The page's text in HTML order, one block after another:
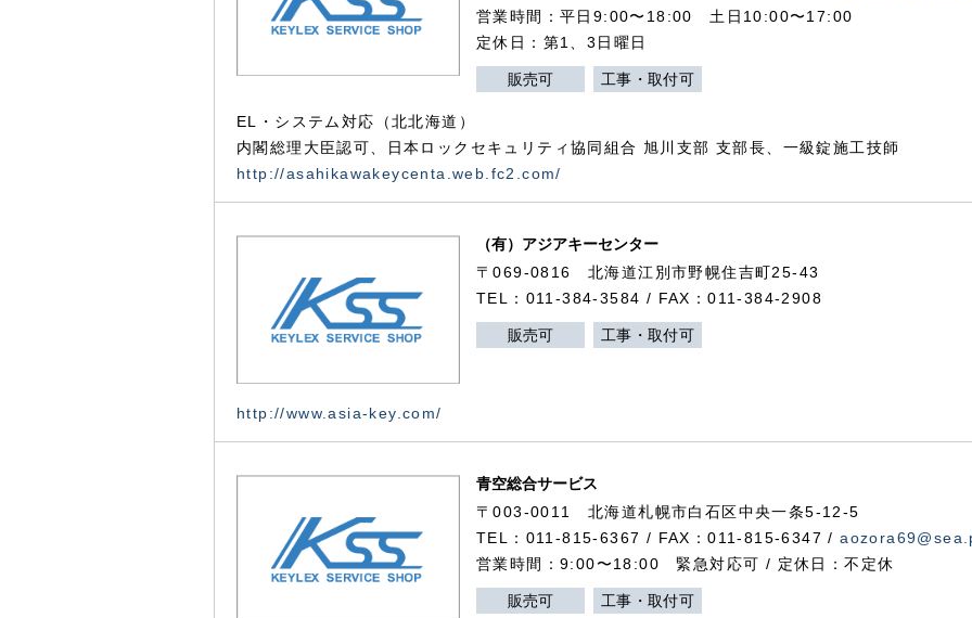
営業時間：平日9:00〜18:00 土日10:00〜17:00
定休日：第1、3日曜日
販売可 工事・取付可
EL・システム対応（北北海道）
内閣総理大臣認可、日本ロックセキュリティ協同組合 旭川支部 支部長、一級錠施工技師
http://asahikawakeycenta.web.fc2.com/
（有）アジアキーセンター
〒069-0816 北海道江別市野幌住吉町25-43
TEL：011-384-3584 / FAX：011-384-2908
販売可 工事・取付可
http://www.asia-key.com/
青空総合サービス
〒003-0011 北海道札幌市白石区中央一条5-12-5
TEL：011-815-6367 / FAX：011-815-6347 /
営業時間：9:00〜18:00 緊急対応可 / 定休日：不定休
販売可 工事・取付可